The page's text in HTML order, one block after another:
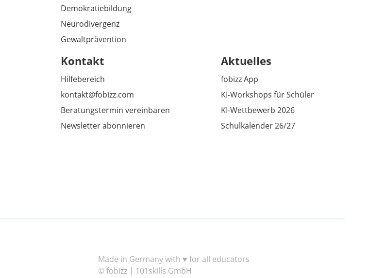
Demokratiebildung
Neurodivergenz
Gewaltprävention
Kontakt
Hilfebereich
kontakt@fobizz.com
Beratungstermin vereinbaren
Newsletter abonnieren
Aktuelles
fobizz App
KI-Workshops für Schüler
KI-Wettbewerb 2026
Schulkalender 26/27
Made in Germany with ♥ for all educators
© fobizz | 101skills GmbH